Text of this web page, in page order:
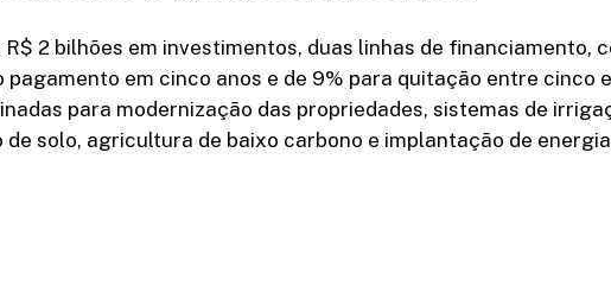
R$ 2 bilhões em investimentos, duas linhas de financiamento,
pagamento em cinco anos e de 9% para quitação entre cinco
para modernização das propriedades, sistemas de
de solo, agricultura de baixo carbono e implantação de